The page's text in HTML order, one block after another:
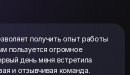
получить опыт работы
пользуется огромное
день меня встретила
и отзывчивая команда.